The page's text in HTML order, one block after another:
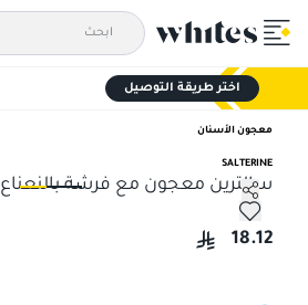
اختر طريقة التوصيل
معجون الأسنان
SALTERINE
سالترين معجون مع فرشة بالنعناع
سالترين معجون مع فرشة بالنعناع
18.12